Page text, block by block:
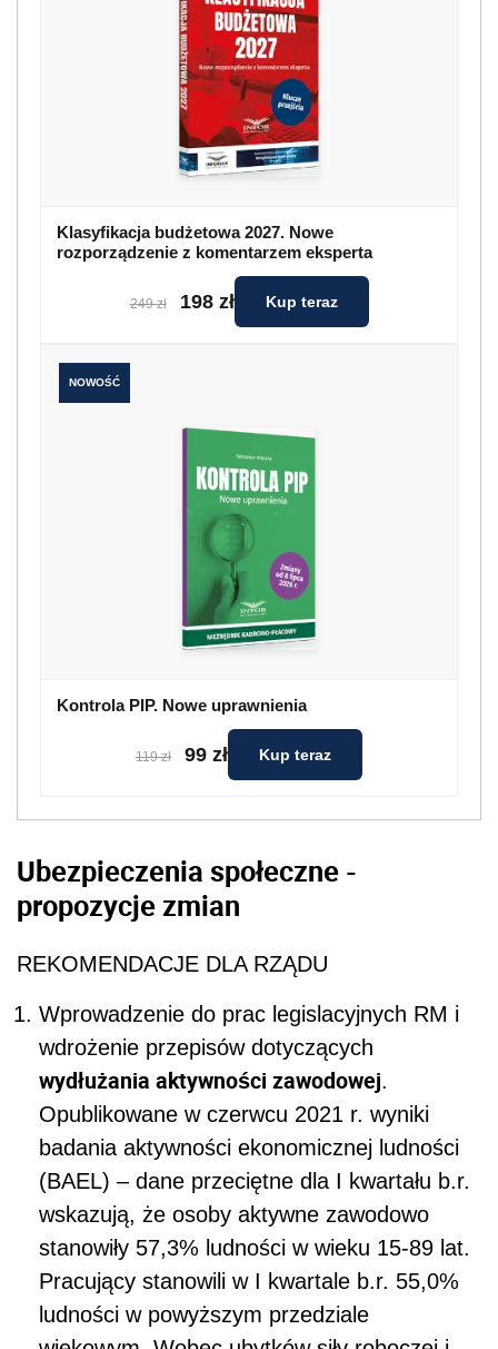
Klasyfikacja budżetowa 2027. Nowe
rozporządzenie z komentarzem eksperta
249 zł 198 zł Kup teraz
NOWOŚĆ
Kontrola PIP. Nowe uprawnienia
119 zł 99 zł Kup teraz
Ubezpieczenia społeczne -
propozycje zmian
REKOMENDACJE DLA RZĄDU
Wprowadzenie do prac legislacyjnych RM i
wdrożenie przepisów dotyczących
wydłużania aktywności zawodowej.
Opublikowane w czerwcu 2021 r. wyniki
badania aktywności ekonomicznej ludności
(BAEL) – dane przeciętne dla I kwartału b.r.
wskazują, że osoby aktywne zawodowo
stanowiły 57,3% ludności w wieku 15-89 lat.
Pracujący stanowili w I kwartale b.r. 55,0%
ludności w powyższym przedziale